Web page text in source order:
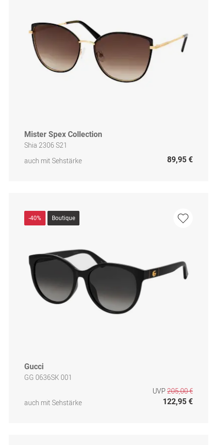
Mister Spex Collection
Shia 2306 S21
auch mit Sehstärke
89,95 €
-40% Boutique
Gucci
GG 0636SK 001
auch mit Sehstärke
UVP 205,00 €
122,95 €